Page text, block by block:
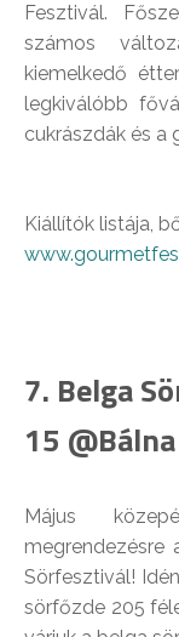
Fesztivál.
számos
kiemelkedő
legkiválóbb
cukrászdák és a
Kiállítók listája,
7. Belga
15 @Bálna
Május
megrendezésre
Sörfesztivál!
sörfőzde 205